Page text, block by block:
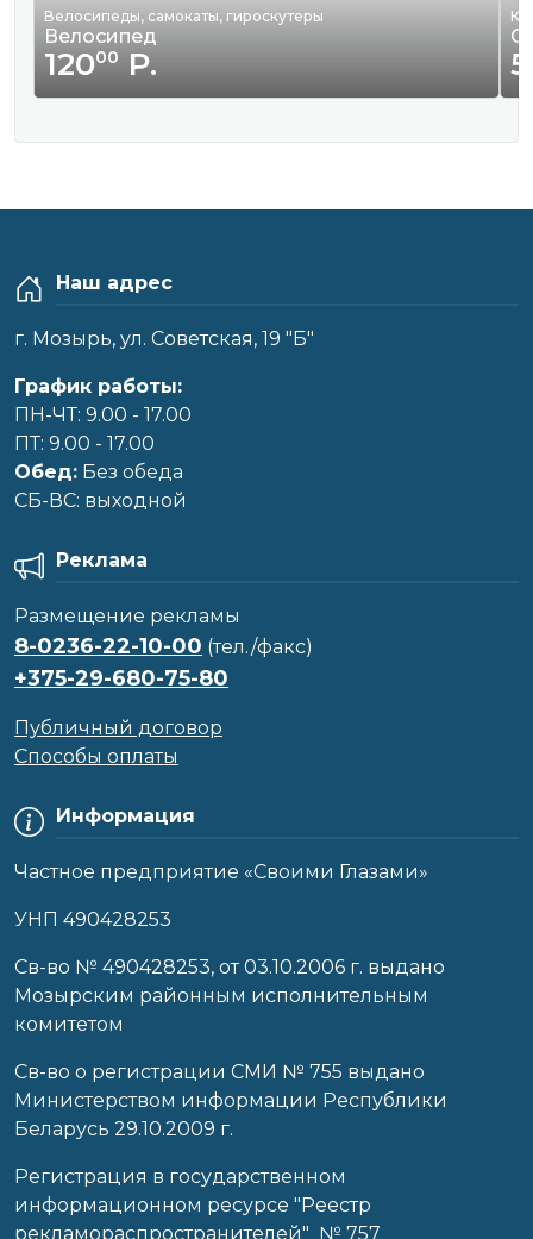
Велосипеды, самокаты, гироскутеры
Велосипед
12000 Р.
Наш адрес
г. Мозырь, ул. Советская, 19 "Б"
График работы:
ПН-ЧТ: 9.00 - 17.00
ПТ: 9.00 - 17.00
Обед: Без обеда
CБ-ВС: выходной
Информация
Частное предприятие «Своими Глазами»
УНП 490428253
Cв-во № 490428253, от 03.10.2006 г. выдано
Мозырским районным исполнительным
комитетом
Св-во о регистрации СМИ № 755 выдано
Министерством информации Республики
Беларусь 29.10.2009 г.
Регистрация в государственном
информационном ресурсе "Реестр
рекламораспространителей" № 757
Реклама
Размещение рекламы
8-0236-22-10-00 (тел./факс)
+375-29-680-75-80
Публичный договор
Способы оплаты